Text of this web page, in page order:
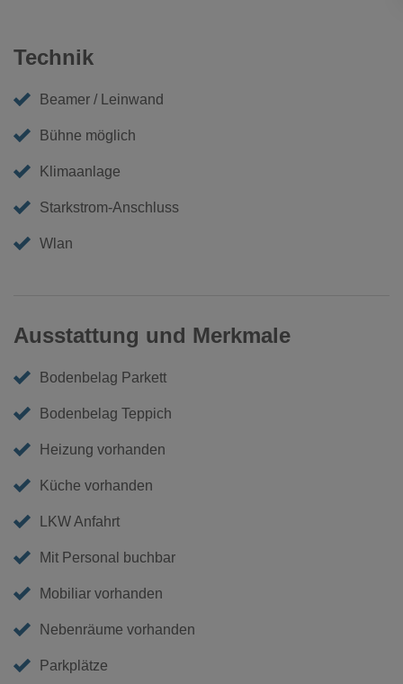
Technik
Beamer / Leinwand
Bühne möglich
Klimaanlage
Starkstrom-Anschluss
Wlan
Ausstattung und Merkmale
Bodenbelag Parkett
Bodenbelag Teppich
Heizung vorhanden
Küche vorhanden
LKW Anfahrt
Mit Personal buchbar
Mobiliar vorhanden
Nebenräume vorhanden
Parkplätze